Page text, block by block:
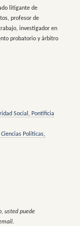
litigante de
profesor de
investigador en
probatorio y árbitro
Social, Pontificia
Políticas,
usted puede